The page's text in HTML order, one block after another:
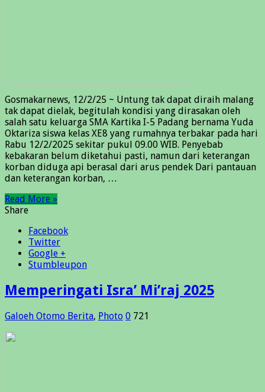
Gosmakarnews, 12/2/25 ~ Untung tak dapat diraih malang
tak dapat dielak, begitulah kondisi yang dirasakan oleh
salah satu keluarga SMA Kartika I-5 Padang bernama Yuda
Oktariza siswa kelas XE8 yang rumahnya terbakar pada hari
Rabu 12/2/2025 sekitar pukul 09.00 WIB. Penyebab
kebakaran belum diketahui pasti, namun dari keterangan
korban diduga api berasal dari arus pendek Dari pantauan
dan keterangan korban, …
Read More »
Share
Facebook
Twitter
Google +
Stumbleupon
Memperingati Isra’ Mi’raj 2025
Galoeh Otomo Berita, Photo 0 721